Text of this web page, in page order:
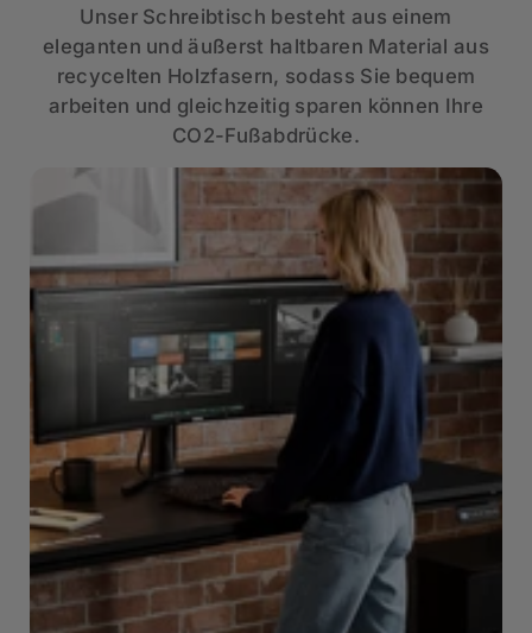
Unser Schreibtisch besteht aus einem
eleganten und äußerst haltbaren Material aus
recycelten Holzfasern, sodass Sie bequem
arbeiten und gleichzeitig sparen können Ihre
CO2-Fußabdrücke.